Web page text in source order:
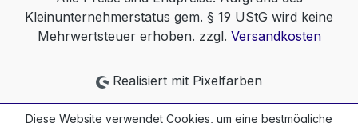
Kleinunternehmerstatus gem. § 19 UStG wird keine
Mehrwertsteuer erhoben. zzgl. Versandkosten
Realisiert mit Pixelfarben
Diese Website verwendet Cookies, um eine bestmögliche